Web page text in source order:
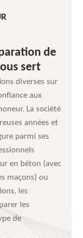
de
sert
diverses sur
aux
La société
années et
parmi ses
en béton (avec
maçons) ou
les
les
de